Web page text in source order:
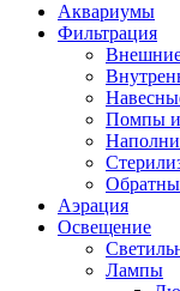
Аквариумы
Фильтрация
Помпы и
Аэрация
Освещение
Лампы